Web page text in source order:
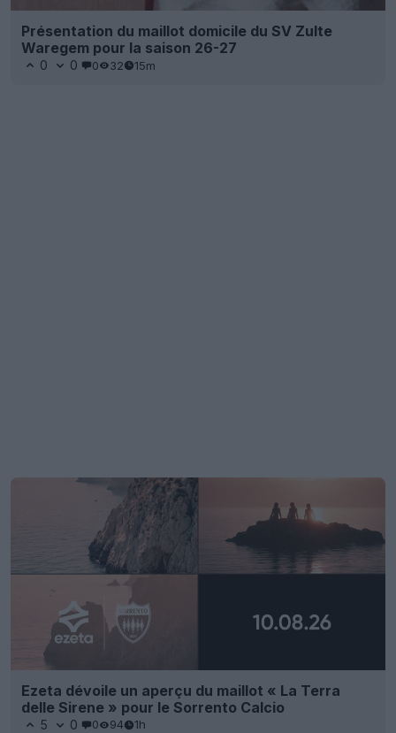
Présentation du maillot domicile du SV Zulte
Waregem pour la saison 26-27
0 0 0 32 15m
Ezeta dévoile un aperçu du maillot « La Terra
delle Sirene » pour le Sorrento Calcio
5 0 0 94 1h